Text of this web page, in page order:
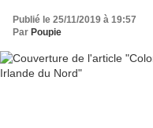
Publié le 25/11/2019 à 19:57
Par Poupie